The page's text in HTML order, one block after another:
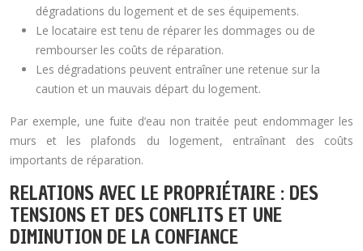
dégradations du logement et de ses équipements.
Le locataire est tenu de réparer les dommages ou de
rembourser les coûts de réparation.
Les dégradations peuvent entraîner une retenue sur la
caution et un mauvais départ du logement.
Par exemple, une fuite d’eau non traitée peut endommager les
murs et les plafonds du logement, entraînant des coûts
importants de réparation.
RELATIONS AVEC LE PROPRIÉTAIRE : DES
TENSIONS ET DES CONFLITS ET UNE
DIMINUTION DE LA CONFIANCE